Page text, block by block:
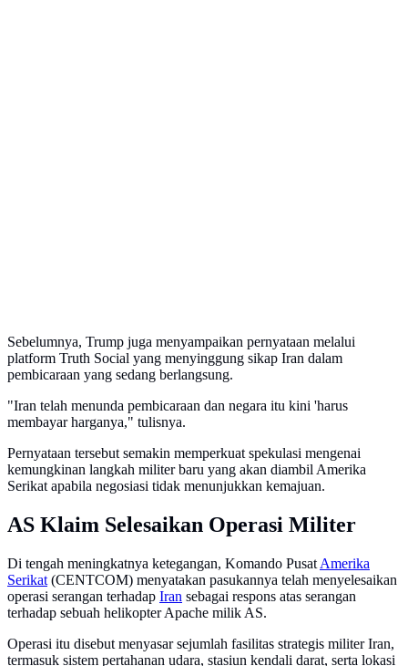
Sebelumnya, Trump juga menyampaikan pernyataan melalui
platform Truth Social yang menyinggung sikap Iran dalam
pembicaraan yang sedang berlangsung.
"Iran telah menunda pembicaraan dan negara itu kini 'harus
membayar harganya," tulisnya.
Pernyataan tersebut semakin memperkuat spekulasi mengenai
kemungkinan langkah militer baru yang akan diambil Amerika
Serikat apabila negosiasi tidak menunjukkan kemajuan.
AS Klaim Selesaikan Operasi Militer
Di tengah meningkatnya ketegangan, Komando Pusat Amerika
Serikat (CENTCOM) menyatakan pasukannya telah menyelesaikan
operasi serangan terhadap Iran sebagai respons atas serangan
terhadap sebuah helikopter Apache milik AS.
Operasi itu disebut menyasar sejumlah fasilitas strategis militer Iran,
termasuk sistem pertahanan udara, stasiun kendali darat, serta lokasi